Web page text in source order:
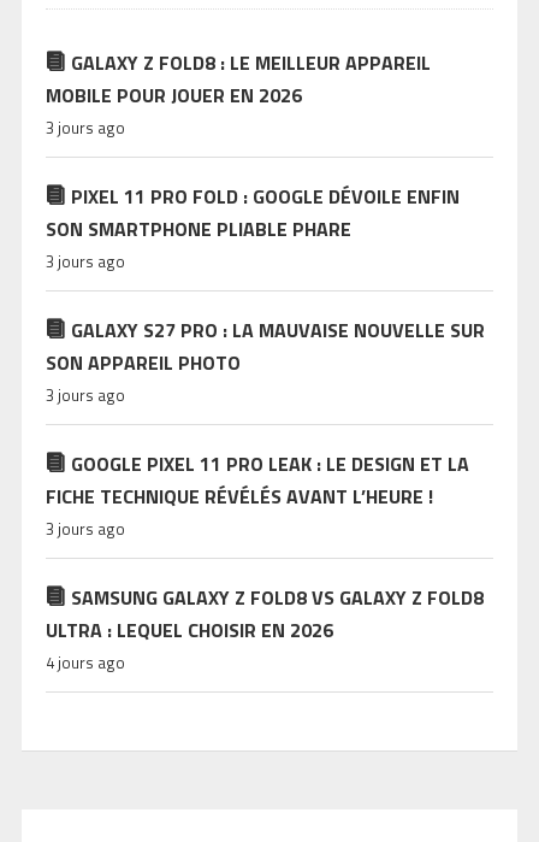
GALAXY Z FOLD8 : LE MEILLEUR APPAREIL
MOBILE POUR JOUER EN 2026
3 jours ago
PIXEL 11 PRO FOLD : GOOGLE DÉVOILE ENFIN
SON SMARTPHONE PLIABLE PHARE
3 jours ago
GALAXY S27 PRO : LA MAUVAISE NOUVELLE SUR
SON APPAREIL PHOTO
3 jours ago
GOOGLE PIXEL 11 PRO LEAK : LE DESIGN ET LA
FICHE TECHNIQUE RÉVÉLÉS AVANT L’HEURE !
3 jours ago
SAMSUNG GALAXY Z FOLD8 VS GALAXY Z FOLD8
ULTRA : LEQUEL CHOISIR EN 2026
4 jours ago